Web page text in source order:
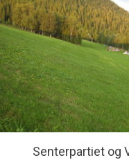
Senterpartiet og